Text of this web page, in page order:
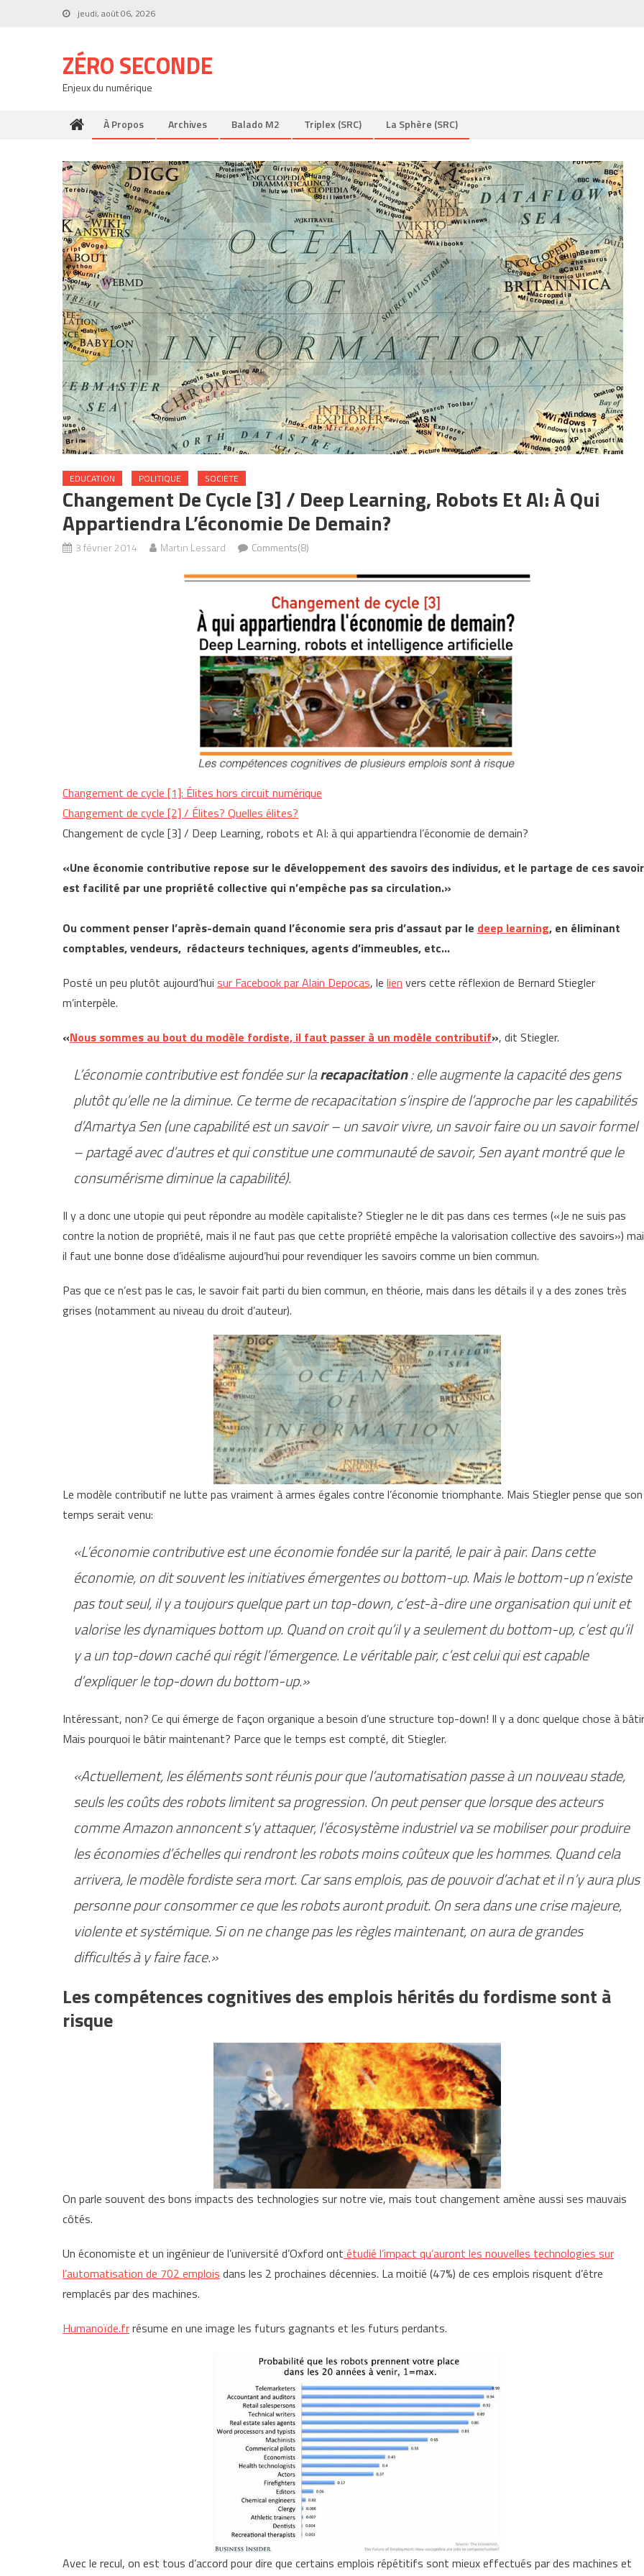
jeudi, août 06, 2026
ZÉRO SECONDE
Enjeux du numérique
À Propos Archives Balado M2 Triplex (SRC) La Sphère (SRC)
EDUCATION POLITIQUE SOCIETE
Changement De Cycle [3] / Deep Learning, Robots Et AI: À Qui
Appartiendra L’économie De Demain?
3 février 2014 Martin Lessard Comments(8)
Changement de cycle [1]: Élites hors circuit numérique
Changement de cycle [2] / Élites? Quelles élites?
Changement de cycle [3] / Deep Learning, robots et AI: à qui appartiendra l’économie de demain?
«Une économie contributive repose sur le développement des savoirs des individus, et le partage de ces
est facilité par une propriété collective qui n’empêche pas sa circulation.»
Ou comment penser l’après-demain quand l’économie sera pris d’assaut par le deep learning, en éliminant
comptables, vendeurs, rédacteurs techniques, agents d’immeubles, etc…
Posté un peu plutôt aujourd’hui sur Facebook par Alain Depocas, le lien vers cette réflexion de Bernard Stiegler
m’interpèle.
«Nous sommes au bout du modèle fordiste, il faut passer à un modèle contributif», dit Stiegler.
L’économie contributive est fondée sur larecapacitation: elle augmente la capacité des gens
plutôt qu’elle ne la diminue. Ce terme de recapacitation s’inspire de l’approche par les capabilités
d’Amartya Sen (une capabilité est un savoir – un savoir vivre, un savoir faire ou un savoir formel
– partagé avec d’autres et qui constitue une communauté de savoir, Sen ayant montré que le
consumérisme diminue la capabilité).
Il y a donc une utopie qui peut répondre au modèle capitaliste? Stiegler ne le dit pas dans ces termes («Je ne suis pas
contre la notion de propriété, mais il ne faut pas que cette propriété empêche la valorisation collective des savoirs»)
il faut une bonne dose d’idéalisme aujourd’hui pour revendiquer les savoirs comme un bien commun.
Pas que ce n’est pas le cas, le savoir fait parti du bien commun, en théorie, mais dans les détails il y a des zones très
grises (notamment au niveau du droit d’auteur).
Le modèle contributif ne lutte pas vraiment à armes égales contre l’économie triomphante. Mais Stiegler pense que son
temps serait venu:
«L’économie contributive est une économie fondée sur la parité, le pair à pair. Dans cette
économie, on dit souvent les initiatives émergentes ou bottom-up. Mais le bottom-up n’existe
pas tout seul, il y a toujours quelque part un top-down, c’est-à-dire une organisation qui unit et
valorise les dynamiques bottom up. Quand on croit qu’il y a seulement du bottom-up, c’est qu’il
y a un top-down caché qui régit l’émergence. Le véritable pair, c’est celui qui est capable
d’expliquer le top-down du bottom-up.»
Intéressant, non? Ce qui émerge de façon organique a besoin d’une structure top-down! Il y a donc quelque chose à
Mais pourquoi le bâtir maintenant? Parce que le temps est compté, dit Stiegler.
«Actuellement, les éléments sont réunis pour que l’automatisation passe à un nouveau stade,
seuls les coûts des robots limitent sa progression. On peut penser que lorsque des acteurs
comme Amazon annoncent s’y attaquer, l’écosystème industriel va se mobiliser pour produire
les économies d’échelles qui rendront les robots moins coûteux que les hommes. Quand cela
arrivera, le modèle fordiste sera mort. Car sans emplois, pas de pouvoir d’achat et il n’y aura plus
personne pour consommer ce que les robots auront produit. On sera dans une crise majeure,
violente et systémique. Si on ne change pas les règles maintenant, on aura de grandes
difficultés à y faire face.»
Les compétences cognitives des emplois hérités du fordisme sont à
risque
On parle souvent des bons impacts des technologies sur notre vie, mais tout changement amène aussi ses mauvais
côtés.
Un économiste et un ingénieur de l’université d’Oxford ont étudié l’impact qu’auront les nouvelles technologies sur
l’automatisation de 702 emplois dans les 2 prochaines décennies. La moitié (47%) de ces emplois risquent d’être
remplacés par des machines.
Humanoïde.frrésume en une image les futurs gagnants et les futurs perdants.
Avec le recul, on est tous d’accord pour dire que certains emplois répétitifs sont mieux effectués par des machines et